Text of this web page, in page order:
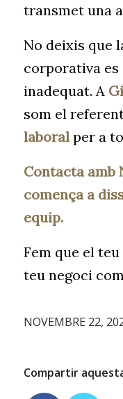
transmet una
No deixis que
corporativa
inadequat. A
som el
laboral per a
Contacta amb
comença a
equip.
Fem que el
teu negoci
NOVEMBRE 22,
Compartir